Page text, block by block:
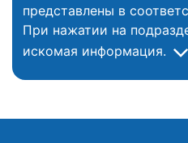
представлены в
При нажатии на
искомая информация.